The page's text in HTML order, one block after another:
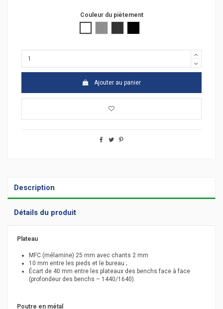
Couleur du piètement
Ajouter au panier
Description
Détails du produit
Plateau
MFC (mélamine) 25 mm avec chants 2 mm
10 mm entre les pieds et le bureau ;
Écart de 40 mm entre les plateaux des benchs face à face
(profondeur des benchs – 1440/1640).
Poutre en métal